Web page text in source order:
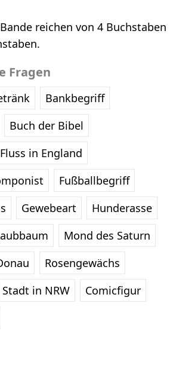
reichen von 4 Buchstaben
Fragen
Bankbegriff
Buch der Bibel
Fluss in England
Fußballbegriff
Gewebeart
Hunderasse
Mond des Saturn
Rosengewächs
Stadt in NRW
Comicfigur